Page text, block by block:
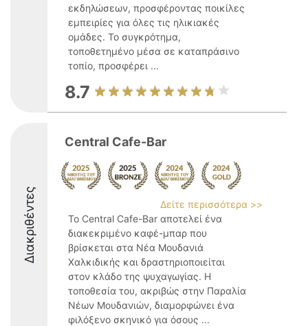
εκδηλώσεων, προσφέροντας ποικίλες
εμπειρίες για όλες τις ηλικιακές
ομάδες. Το συγκρότημα,
τοποθετημένο μέσα σε καταπράσινο
τοπίο, προσφέρει ...
8.7
Διακριθέντες
Central Cafe-Bar
Δείτε περισσότερα >>
Το Central Cafe-Bar αποτελεί ένα
διακεκριμένο καφέ-μπαρ που
βρίσκεται στα Νέα Μουδανιά
Χαλκιδικής και δραστηριοποιείται
στον κλάδο της ψυχαγωγίας. Η
τοποθεσία του, ακριβώς στην Παραλία
Νέων Μουδανιών, διαμορφώνει ένα
φιλόξενο σκηνικό για όσους ...